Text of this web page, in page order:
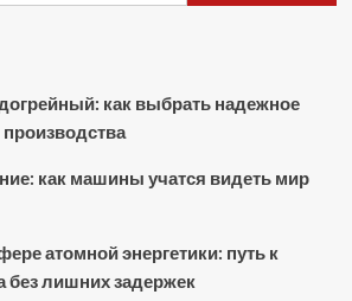
как выбрать надежное
как машины учатся видеть мир
атомной энергетики: путь к
без лишних задержек